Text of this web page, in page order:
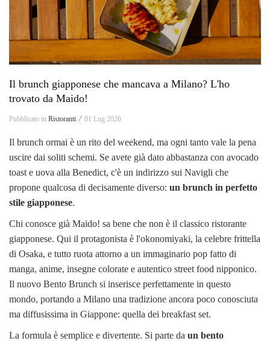
Il brunch giapponese che mancava a Milano? L'ho
trovato da Maido!
Pubblicato in Ristoranti ⁄ 01 Lug 2026
Il brunch ormai è un rito del weekend, ma ogni tanto vale la pena
uscire dai soliti schemi. Se avete già dato abbastanza con avocado
toast e uova alla Benedict, c'è un indirizzo sui Navigli che
propone qualcosa di decisamente diverso: un brunch in perfetto
stile giapponese.
Chi conosce già Maido! sa bene che non è il classico ristorante
giapponese. Qui il protagonista è l'okonomiyaki, la celebre frittella
di Osaka, e tutto ruota attorno a un immaginario pop fatto di
manga, anime, insegne colorate e autentico street food nipponico.
Il nuovo Bento Brunch si inserisce perfettamente in questo
mondo, portando a Milano una tradizione ancora poco conosciuta
ma diffusissima in Giappone: quella dei breakfast set.
La formula è semplice e divertente. Si parte da un bento